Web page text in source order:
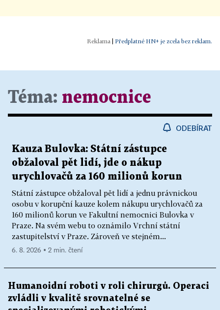
| Předplatné HN+ je zcela bez reklam.
Téma: nemocnice
ODEBÍRAT
Kauza Bulovka: Státní zástupce
obžaloval pět lidí, jde o nákup
urychlovačů za 160 milionů korun
Státní zástupce obžaloval pět lidí a jednu právnickou
osobu v korupční kauze kolem nákupu urychlovačů za
160 milionů korun ve Fakultní nemocnici Bulovka v
Praze. Na svém webu to oznámilo Vrchní státní
zastupitelství v Praze. Zároveň ve stejném...
6. 8. 2026 ▪ 2 min. čtení
Humanoidní roboti v roli chirurgů. Operaci
zvládli v kvalitě srovnatelné se